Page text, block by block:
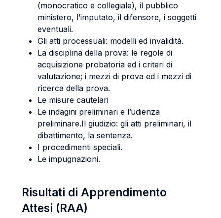
(monocratico e collegiale), il pubblico
ministero, l’imputato, il difensore, i soggetti
eventuali.
Gli atti processuali: modelli ed invalidità.
La disciplina della prova: le regole di
acquisizione probatoria ed i criteri di
valutazione; i mezzi di prova ed i mezzi di
ricerca della prova.
Le misure cautelari
Le indagini preliminari e l’udienza
preliminare.Il giudizio: gli atti preliminari, il
dibattimento, la sentenza.
I procedimenti speciali.
Le impugnazioni.
Risultati di Apprendimento
Attesi (RAA)